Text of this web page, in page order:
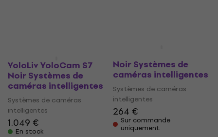
YoloLiv YoloCam S7
Noir Systèmes de
caméras intelligentes
Systèmes de caméras
intelligentes
1.049 €
En stock
Noir Systèmes de
caméras intelligentes
Systèmes de caméras
intelligentes
264 €
Sur commande
uniquement